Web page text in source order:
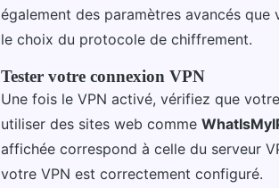
également des paramètres avancés
le choix du protocole de chiffrement.
Tester votre connexion VPN
Une fois le VPN activé, vérifiez que
utiliser des sites web comme
affichée correspond à celle du serveur
votre VPN est correctement configuré.